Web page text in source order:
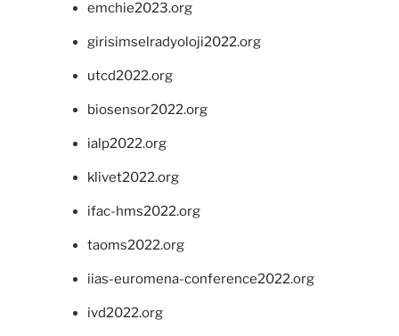
emchie2023.org
girisimselradyoloji2022.org
utcd2022.org
biosensor2022.org
ialp2022.org
klivet2022.org
ifac-hms2022.org
taoms2022.org
iias-euromena-conference2022.org
ivd2022.org